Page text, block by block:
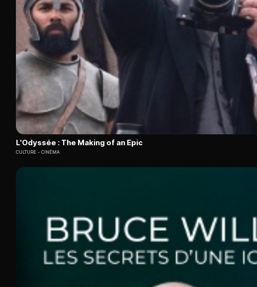
L'Odyssée : The Making of an Epic
CULTURE CINÉMA